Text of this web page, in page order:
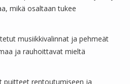
mikä osaltaan tukee
musiikkivalinnat ja pehmeät
ja rauhoittavat mieltä
puitteet rentoutumiseen ja